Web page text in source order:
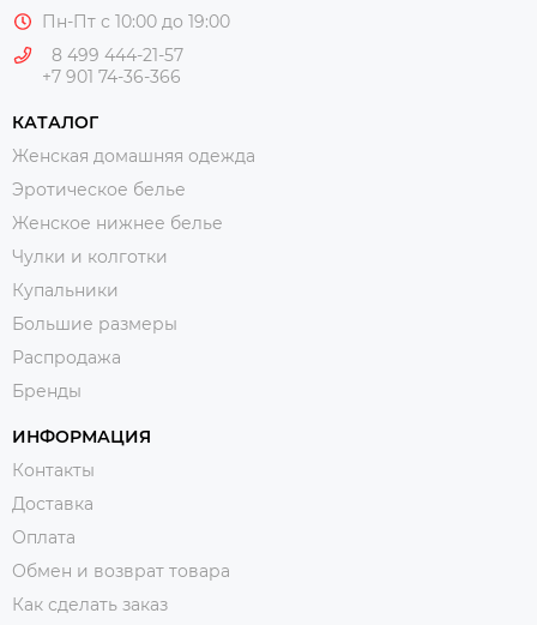
Пн-Пт с 10:00 до 19:00
8 499 444-21-57
+7 901 74-36-366
КАТАЛОГ
Женская домашняя одежда
Эротическое белье
Женское нижнее белье
Чулки и колготки
Купальники
Большие размеры
Распродажа
Бренды
ИНФОРМАЦИЯ
Контакты
Доставка
Оплата
Обмен и возврат товара
Как сделать заказ